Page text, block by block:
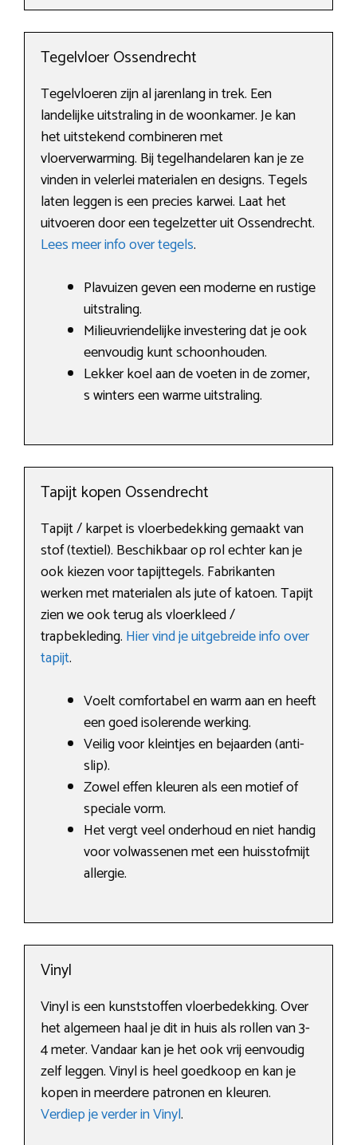
Tegelvloer Ossendrecht
Tegelvloeren zijn al jarenlang in trek. Een
landelijke uitstraling in de woonkamer. Je kan
het uitstekend combineren met
vloerverwarming. Bij tegelhandelaren kan je ze
vinden in velerlei materialen en designs. Tegels
laten leggen is een precies karwei. Laat het
uitvoeren door een tegelzetter uit Ossendrecht.
Lees meer info over tegels.
Plavuizen geven een moderne en rustige
uitstraling.
Milieuvriendelijke investering dat je ook
eenvoudig kunt schoonhouden.
Lekker koel aan de voeten in de zomer,
s winters een warme uitstraling.
Tapijt kopen Ossendrecht
Tapijt / karpet is vloerbedekking gemaakt van
stof (textiel). Beschikbaar op rol echter kan je
ook kiezen voor tapijttegels. Fabrikanten
werken met materialen als jute of katoen. Tapijt
zien we ook terug als vloerkleed /
trapbekleding. Hier vind je uitgebreide info over
tapijt.
Voelt comfortabel en warm aan en heeft
een goed isolerende werking.
Veilig voor kleintjes en bejaarden (anti-
slip).
Zowel effen kleuren als een motief of
speciale vorm.
Het vergt veel onderhoud en niet handig
voor volwassenen met een huisstofmijt
allergie.
Vinyl
Vinyl is een kunststoffen vloerbedekking. Over
het algemeen haal je dit in huis als rollen van 3-
4 meter. Vandaar kan je het ook vrij eenvoudig
zelf leggen. Vinyl is heel goedkoop en kan je
kopen in meerdere patronen en kleuren.
Verdiep je verder in Vinyl.